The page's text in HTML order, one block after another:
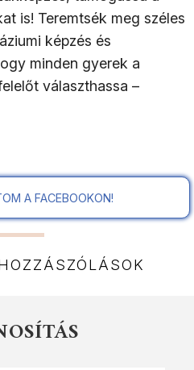
is! Teremtsék meg széles
képzés és
minden gyerek a
választhassa –
A FACEBOOKON!